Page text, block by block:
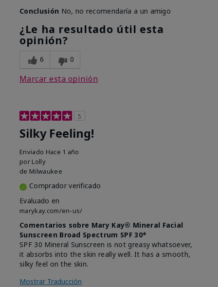
Conclusión No, no recomendaría a un amigo
¿Le ha resultado útil esta
opinión?
6 0
Marcar esta opinión
5
Silky Feeling!
Enviado Hace 1 año
por Lolly
de Milwaukee
Comprador verificado
Evaluado en
marykay.com/en-us/
Comentarios sobre Mary Kay® Mineral Facial
Sunscreen Broad Spectrum SPF 30*
SPF 30 Mineral Sunscreen is not greasy whatsoever,
it absorbs into the skin really well. It has a smooth,
silky feel on the skin.
Mostrar Traducción